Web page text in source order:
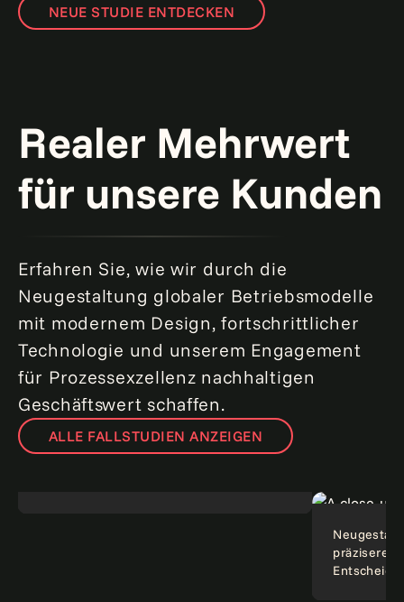
NEUE STUDIE ENTDECKEN
Realer Mehrwert
für unsere Kunden
Erfahren Sie, wie wir durch die
Neugestaltung globaler Betriebsmodelle
mit modernem Design, fortschrittlicher
Technologie und unserem Engagement
für Prozessexzellenz nachhaltigen
Geschäftswert schaffen.
ALLE FALLSTUDIEN ANZEIGEN
präzisere